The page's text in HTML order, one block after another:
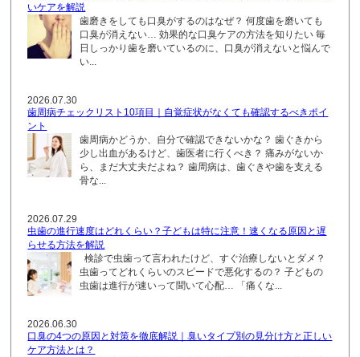
いケアを解説
歯磨きをしても口臭がするのはなぜ？ 何度歯を磨いても
口臭が消えない… 効果的な口臭ケアの方法を知りたい 毎
日しっかり歯を磨いているのに、口臭が消えないと悩んで
い...
2026.07.30
歯周病チェックリスト10項目｜自覚症状がなくても確認するべきポイ
ント
歯周病かどうか、自分で確認できないかな？ 歯ぐきから
少し出血があるけど、歯医者に行くべき？ 痛みがないか
ら、まだ大丈夫だよね？ 歯周病は、歯ぐきや歯を支える
骨な...
2026.07.29
虫歯の進行速度はどれくらい？子どもは特に注意！速くなる原因と遅
らせる方法を解説
検診で虫歯って言われたけど、すぐ治療しないとダメ？
虫歯ってどれくらいのスピードで悪化するの？ 子どもの
虫歯は進行が速いって聞いて心配… 「痛くな...
2026.06.30
口臭の4つの原因と対策を徹底解説｜臭いタイプ別の見分け方と正しい
ケア方法とは？